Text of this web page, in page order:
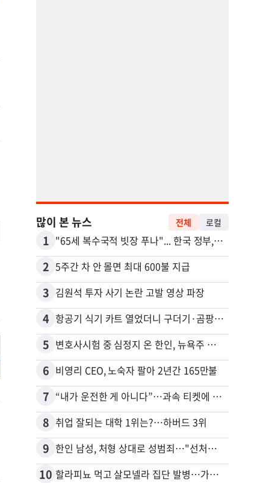
많이 본 뉴스 전체 로컬
1 "65세 복수국적 빗장 푸나"... 한국 정부, 연령 완화 전면 추진
2 5주간 차 안 몰면 최대 600불 지급
3 김원석 투자 사기 논란 고발 영상 파장
4 항공기 식기 카트 열었더니 구더기·곰팡이…LAX 기내식 업체 논란
5 변호사시험 중 심정지 온 한인, 뉴욕주 제소
6 비영리 CEO, 노숙자 팔아 2년간 165만불
7 “내가 운전한 게 아니다”…과속 티켓에 오토파일럿 탓한 운전자
8 취업 잘되는 대학 1위는?…하버드 3위
9 한인 남성, 처형 상대로 성범죄…"선처해줬더니 배신자 취급"
10 할라피뇨 먹고 살모넬라 집단 발병…가주 등 27개 주 확산